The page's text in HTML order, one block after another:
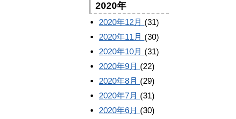
2020年
2020年12月 (31)
2020年11月 (30)
2020年10月 (31)
2020年9月 (22)
2020年8月 (29)
2020年7月 (31)
2020年6月 (30)